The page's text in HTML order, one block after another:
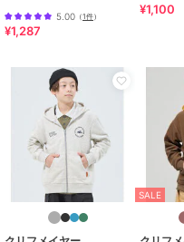
ブランド クリフメ
ショップ
商品カテゴリ トップス
性別タイプ
トップス
ガールズ
トップス
カラー
BLUE-
YELLOW
サイズ
5.00 （1件）
¥1,287
¥1,100
SALE